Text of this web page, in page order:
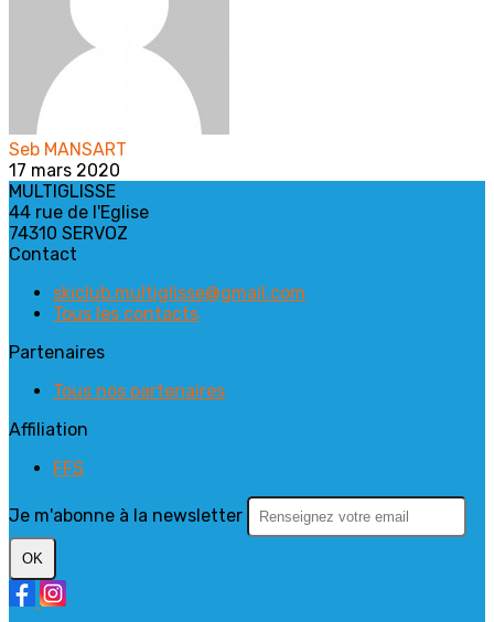
Seb MANSART
17 mars 2020
MULTIGLISSE
44 rue de l'Eglise
74310 SERVOZ
Contact
skiclub.multiglisse@gmail.com
Tous les contacts
Partenaires
Tous nos partenaires
Affiliation
FFS
Je m'abonne à la newsletter
OK